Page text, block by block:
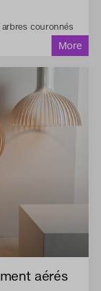
couronnés
aérés